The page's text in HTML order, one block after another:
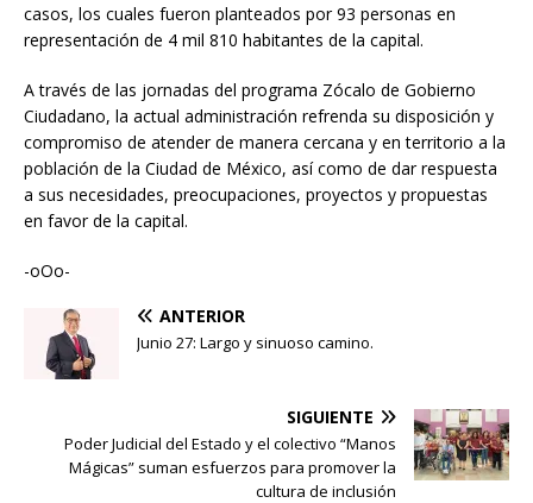
casos, los cuales fueron planteados por 93 personas en
representación de 4 mil 810 habitantes de la capital.
A través de las jornadas del programa Zócalo de Gobierno
Ciudadano, la actual administración refrenda su disposición y
compromiso de atender de manera cercana y en territorio a la
población de la Ciudad de México, así como de dar respuesta
a sus necesidades, preocupaciones, proyectos y propuestas
en favor de la capital.
-oOo-
ANTERIOR
Junio 27: Largo y sinuoso camino.
SIGUIENTE
Poder Judicial del Estado y el colectivo “Manos
Mágicas” suman esfuerzos para promover la
cultura de inclusión